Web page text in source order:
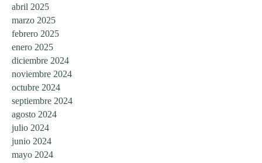
abril 2025
marzo 2025
febrero 2025
enero 2025
diciembre 2024
noviembre 2024
octubre 2024
septiembre 2024
agosto 2024
julio 2024
junio 2024
mayo 2024